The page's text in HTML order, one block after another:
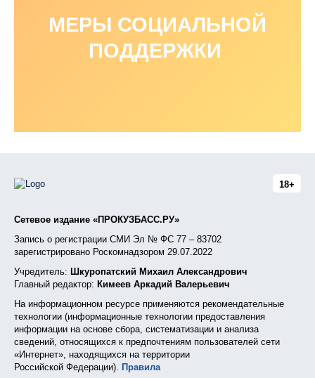
МЕРЫ СОЦИАЛЬНОЙ
ПОДДЕРЖКИ
18+
Сетевое издание «ПРОКУЗБАСС.РУ»
Запись о регистрации СМИ Эл № ФС 77 – 83702
зарегистрировано Роскомнадзором 29.07.2022
Учредитель: Шкуропатский Михаил Александрович
Главный редактор: Кимеев Аркадий Валерьевич
На информационном ресурсе применяются рекомендательные
технологии (информационные технологии предоставления
информации на основе сбора, систематизации и анализа
сведений, относящихся к предпочтениям пользователей сети
«Интернет», находящихся на территории
Российской Федерации). Правила